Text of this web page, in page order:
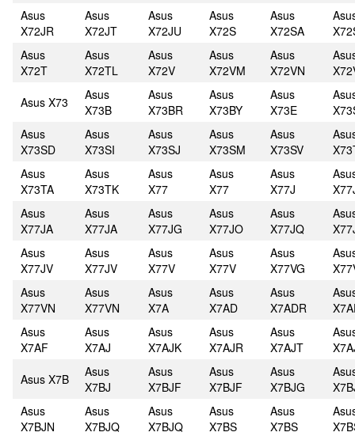
Asus
X72JR
Asus
X72JT
Asus
X72JU
Asus
X72S
Asus
X72SA
Asus
X72T
Asus
X72TL
Asus
X72V
Asus
X72VM
Asus
X72VN
Asus X73
Asus
X73B
Asus
X73BR
Asus
X73BY
Asus
X73E
Asus
X73SD
Asus
X73SI
Asus
X73SJ
Asus
X73SM
Asus
X73SV
Asus
X73TA
Asus
X73TK
Asus
X77
Asus
X77
Asus
X77J
Asus
X77JA
Asus
X77JA
Asus
X77JG
Asus
X77JO
Asus
X77JQ
Asus
X77JV
Asus
X77JV
Asus
X77V
Asus
X77V
Asus
X77VG
Asus
X77VN
Asus
X77VN
Asus
X7A
Asus
X7AD
Asus
X7ADR
Asus
X7AF
Asus
X7AJ
Asus
X7AJK
Asus
X7AJR
Asus
X7AJT
Asus X7B
Asus
X7BJ
Asus
X7BJF
Asus
X7BJF
Asus
X7BJG
Asus
X7BJN
Asus
X7BJQ
Asus
X7BJQ
Asus
X7BS
Asus
X7BS